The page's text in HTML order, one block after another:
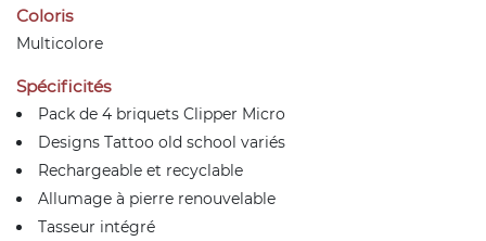
Coloris
Multicolore
Spécificités
Pack de 4 briquets Clipper Micro
Designs Tattoo old school variés
Rechargeable et recyclable
Allumage à pierre renouvelable
Tasseur intégré